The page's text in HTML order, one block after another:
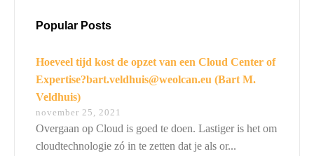
Popular Posts
Hoeveel tijd kost de opzet van een Cloud Center of
Expertise?bart.veldhuis@weolcan.eu (Bart M.
Veldhuis)
november 25, 2021
Overgaan op Cloud is goed te doen. Lastiger is het om
cloudtechnologie zó in te zetten dat je als or...
Nederlands